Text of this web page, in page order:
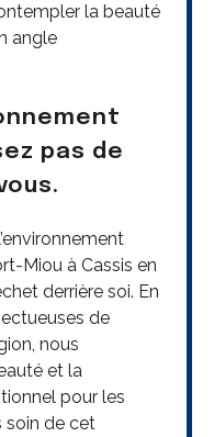
la beauté
angle
pas de
Miou à Cassis en
derrière soi. En
de
nous
et la
pour les
soin de cet